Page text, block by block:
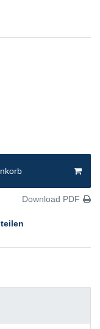
Download PDF